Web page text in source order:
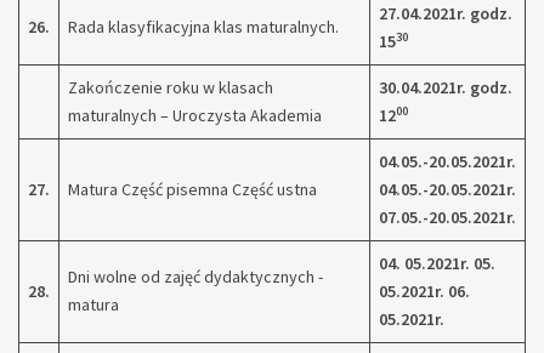
26. Rada klasyfikacyjna klas maturalnych.
27.04.2021r. godz.
1530
Zakończenie roku w klasach
maturalnych – Uroczysta Akademia
30.04.2021r. godz.
1200
27. Matura Część pisemna Część ustna
04.05.-20.05.2021r.
04.05.-20.05.2021r.
07.05.-20.05.2021r.
28.
Dni wolne od zajęć dydaktycznych -
matura
04. 05.2021r. 05.
05.2021r. 06.
05.2021r.